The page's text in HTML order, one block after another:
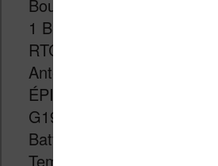
Bouton physique : Bouton
1 Button Bouton de
RTC : BM8563
Antenne : Antenne 3D 2.4G
ÉPINGLES : G25, G32,
G19
Batterie : 1150 mAh@3,7 V
Temp de travail : 0 ° C à